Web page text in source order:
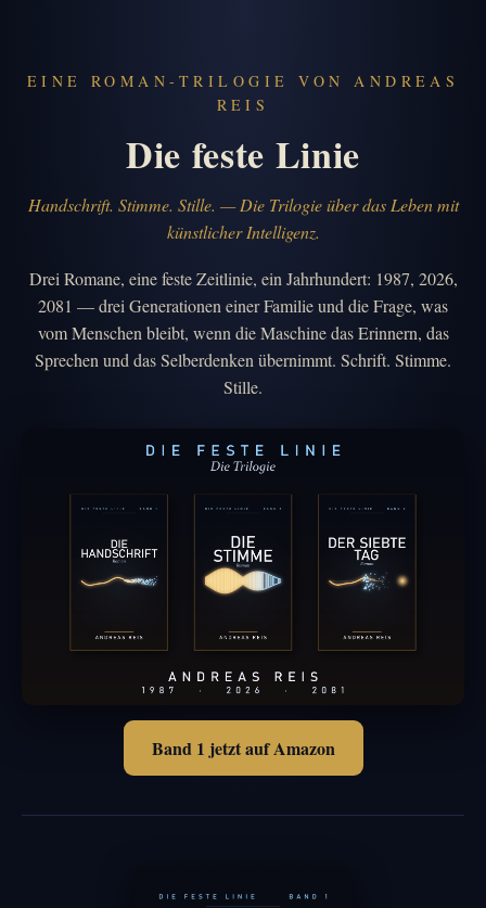
EINE ROMAN-TRILOGIE VON ANDREAS
REIS
Die feste Linie
Handschrift. Stimme. Stille. — Die Trilogie über das Leben mit
künstlicher Intelligenz.
Drei Romane, eine feste Zeitlinie, ein Jahrhundert: 1987, 2026,
2081 — drei Generationen einer Familie und die Frage, was
vom Menschen bleibt, wenn die Maschine das Erinnern, das
Sprechen und das Selberdenken übernimmt. Schrift. Stimme.
Stille.
Band 1 jetzt auf Amazon